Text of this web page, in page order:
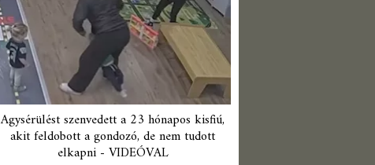
Agysérülést szenvedett a 23 hónapos kisfiú,
akit feldobott a gondozó, de nem tudott
elkapni - VIDEÓVAL